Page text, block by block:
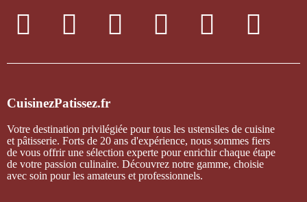
CuisinezPatissez.fr
Votre destination privilégiée pour tous les ustensiles de cuisine
et pâtisserie. Forts de 20 ans d'expérience, nous sommes fiers
de vous offrir une sélection experte pour enrichir chaque étape
de votre passion culinaire. Découvrez notre gamme, choisie
avec soin pour les amateurs et professionnels.